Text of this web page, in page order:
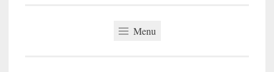
Menu